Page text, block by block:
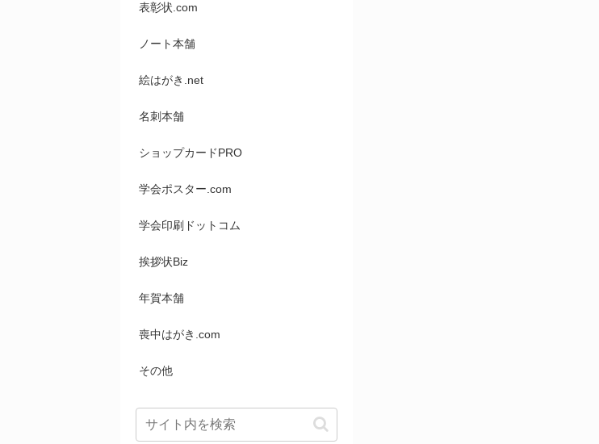
表彰状.com
ノート本舗
絵はがき.net
名刺本舗
ショップカードPRO
学会ポスター.com
学会印刷ドットコム
挨拶状Biz
年賀本舗
喪中はがき.com
その他